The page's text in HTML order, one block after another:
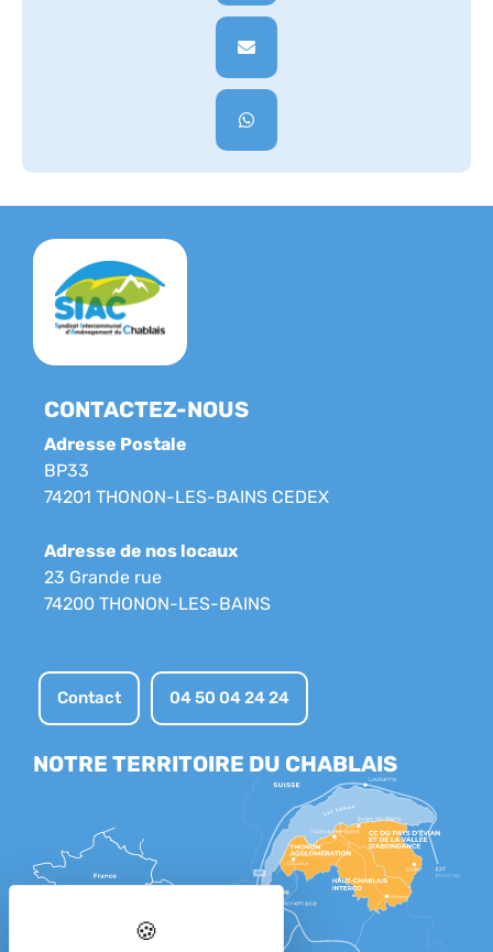
CONTACTEZ-NOUS
Adresse Postale
BP33
74201 THONON-LES-BAINS CEDEX
Adresse de nos locaux
23 Grande rue
74200 THONON-LES-BAINS
Contact 04 50 04 24 24
NOTRE TERRITOIRE DU CHABLAIS